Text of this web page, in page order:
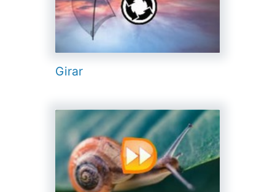
Girar